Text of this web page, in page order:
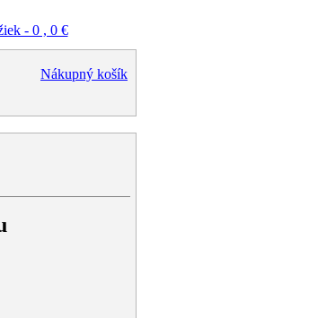
- 0 , 0 €
Nákupný košík